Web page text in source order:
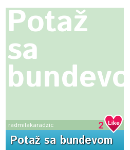
Potaž
sa
radmilakaradzic 2
Potaž sa bundevom